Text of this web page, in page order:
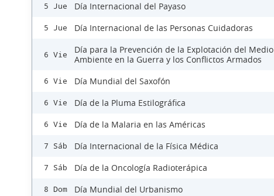
5 Jue Día Internacional del Payaso
5 Jue Día Internacional de las Personas Cuidadoras
6 Vie
Día para la Prevención de la Explotación del Medio
Ambiente en la Guerra y los Conflictos Armados
6 Vie Día Mundial del Saxofón
6 Vie Día de la Pluma Estilográfica
6 Vie Día de la Malaria en las Américas
7 Sáb Día Internacional de la Física Médica
7 Sáb Día de la Oncología Radioterápica
8 Dom Día Mundial del Urbanismo